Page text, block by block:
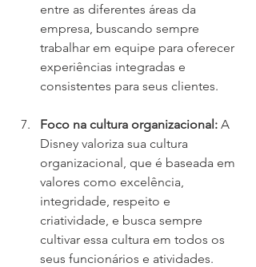
entre as diferentes áreas da
empresa, buscando sempre
trabalhar em equipe para oferecer
experiências integradas e
consistentes para seus clientes.
Foco na cultura organizacional: A
Disney valoriza sua cultura
organizacional, que é baseada em
valores como excelência,
integridade, respeito e
criatividade, e busca sempre
cultivar essa cultura em todos os
seus funcionários e atividades.